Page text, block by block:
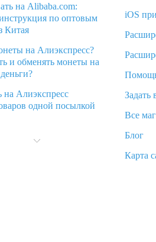
на Alibaba.com:
по оптовым
Китая
на Алиэкспресс?
и обменять монеты на
на Алиэкспресс
одной посылкой
и что делать?
iOS
Задать
Все
Блог
Карта